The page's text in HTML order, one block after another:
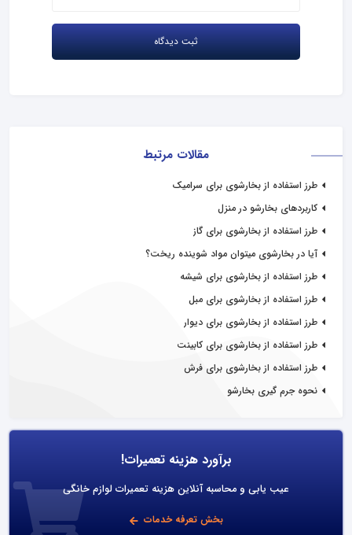
مقالات مرتبط
طرز استفاده از بخارشوی برای سرامیک
کاربردهای بخارشو در منزل
طرز استفاده از بخارشوی برای گاز
آیا در بخارشوی میتوان مواد شوینده ریخت؟
طرز استفاده از بخارشوی برای شیشه
طرز استفاده از بخارشوی برای مبل
طرز استفاده از بخارشوی برای دیوار
طرز استفاده از بخارشوی برای کابینت
طرز استفاده از بخارشوی برای فرش
نحوه جرم گیری بخارشو
برآورد هزینه تعمیرات!
عیب یابی و محاسبه آنلاین هزینه تعمیرات لوازم خانگی
بخش تعرفه خدمات